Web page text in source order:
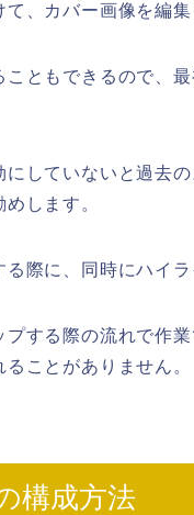
、カバー画像を編集
ともできるので、
していないと過去
します。
際に、同時にハイ
する際の流れで作
ことがありません。
構成方法